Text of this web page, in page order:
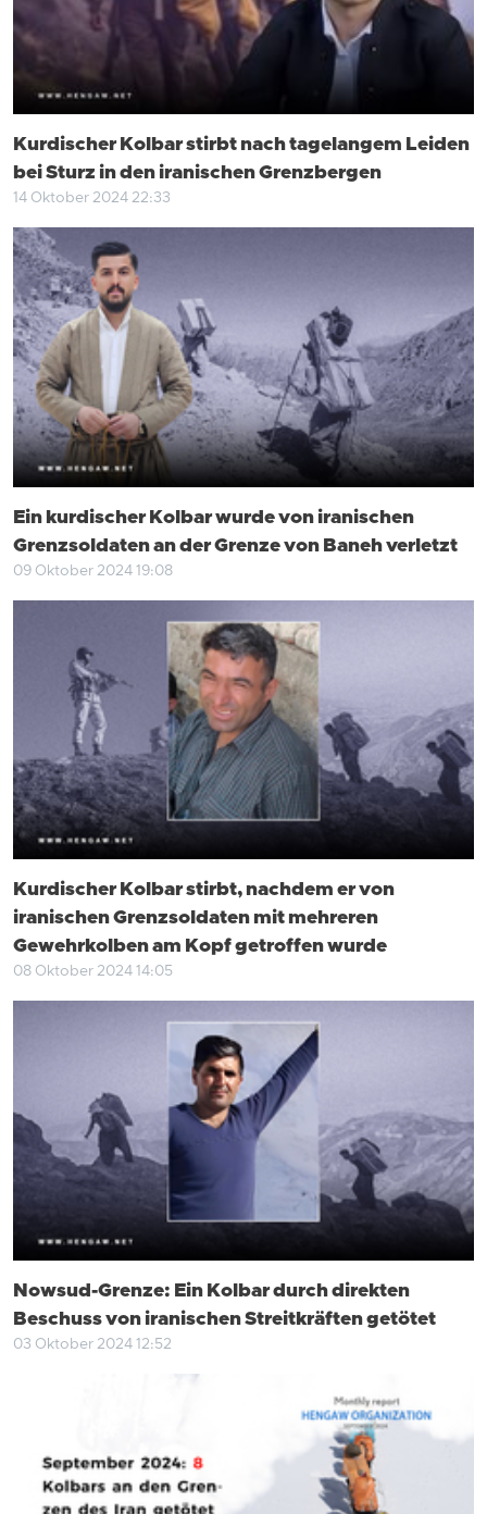
Kurdischer Kolbar stirbt nach tagelangem Leiden
bei Sturz in den iranischen Grenzbergen
14 Oktober 2024 22:33
Ein kurdischer Kolbar wurde von iranischen
Grenzsoldaten an der Grenze von Baneh verletzt
09 Oktober 2024 19:08
Kurdischer Kolbar stirbt, nachdem er von
iranischen Grenzsoldaten mit mehreren
Gewehrkolben am Kopf getroffen wurde
08 Oktober 2024 14:05
Nowsud-Grenze: Ein Kolbar durch direkten
Beschuss von iranischen Streitkräften getötet
03 Oktober 2024 12:52